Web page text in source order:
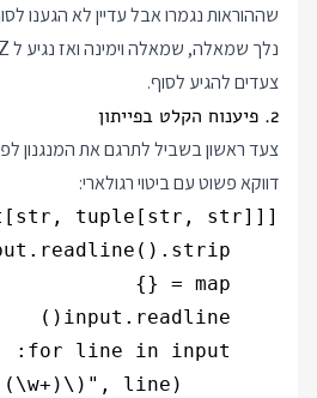
שההוראות נגמרו אבל עדיין לא הגענו
נלך שמאלה, שמאלה וימינה ואז נגיע ל
צעדים להגיע לסוף.
2. פיענוח הקלט בפייתון
צעד ראשון בשביל לתרגם את המנגנון
דווקא פשוט עם ביטוי רגולארי: